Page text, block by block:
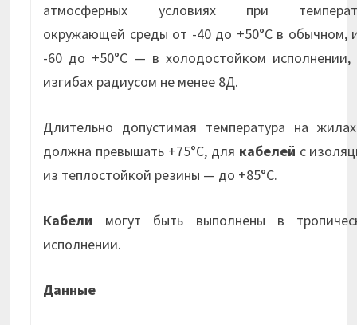
атмосферных условиях при
окружающей среды от -40 до +50°С в обычном,
-60 до +50°С — в холодостойком исполнении,
изгибах радиусом не менее 8Д.
Длительно допустимая температура на
должна превышать +75°С, для кабелей с
из теплостойкой резины — до +85°С.
Кабели могут быть выполнены в
исполнении.
Данные